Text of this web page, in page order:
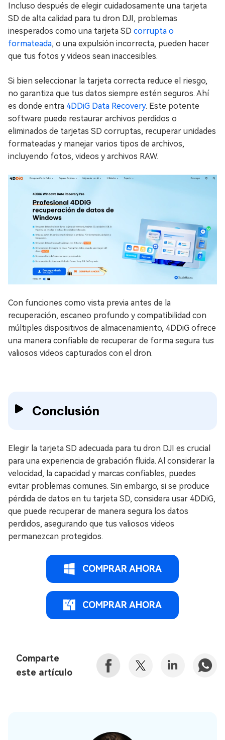
Incluso después de elegir cuidadosamente una tarjeta
SD de alta calidad para tu dron DJI, problemas
inesperados como una tarjeta SD corrupta o
formateada, o una expulsión incorrecta, pueden hacer
que tus fotos y videos sean inaccesibles.
Si bien seleccionar la tarjeta correcta reduce el riesgo,
no garantiza que tus datos siempre estén seguros. Ahí
es donde entra 4DDiG Data Recovery. Este potente
software puede restaurar archivos perdidos o
eliminados de tarjetas SD corruptas, recuperar unidades
formateadas y manejar varios tipos de archivos,
incluyendo fotos, videos y archivos RAW.
Con funciones como vista previa antes de la
recuperación, escaneo profundo y compatibilidad con
múltiples dispositivos de almacenamiento, 4DDiG ofrece
una manera confiable de recuperar de forma segura tus
valiosos videos capturados con el dron.
Conclusión
Elegir la tarjeta SD adecuada para tu dron DJI es crucial
para una experiencia de grabación fluida. Al considerar la
velocidad, la capacidad y marcas confiables, puedes
evitar problemas comunes. Sin embargo, si se produce
pérdida de datos en tu tarjeta SD, considera usar 4DDiG,
que puede recuperar de manera segura los datos
perdidos, asegurando que tus valiosos videos
permanezcan protegidos.
COMPRAR AHORA
COMPRAR AHORA
Comparte
este artículo